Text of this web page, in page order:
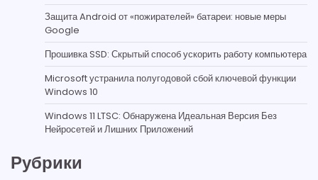
Защита Android от «пожирателей» батареи: новые меры
Google
Прошивка SSD: Скрытый способ ускорить работу компьютера
Microsoft устранила полугодовой сбой ключевой функции
Windows 10
Windows 11 LTSC: Обнаружена Идеальная Версия Без
Нейросетей и Лишних Приложений
Рубрики